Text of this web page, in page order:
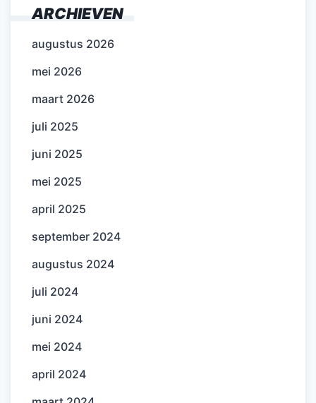
ARCHIEVEN
augustus 2026
mei 2026
maart 2026
juli 2025
juni 2025
mei 2025
april 2025
september 2024
augustus 2024
juli 2024
juni 2024
mei 2024
april 2024